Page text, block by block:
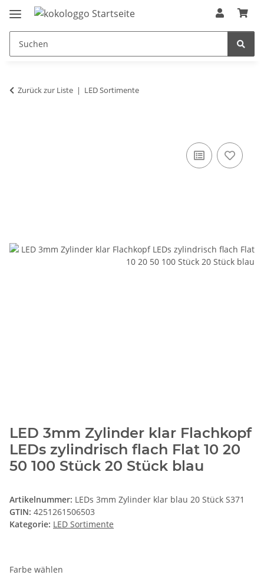
Zurück zur Liste LED Sortimente
LED 3mm Zylinder klar Flachkopf
LEDs zylindrisch flach Flat 10 20
50 100 Stück 20 Stück blau
Artikelnummer: LEDs 3mm Zylinder klar blau 20 Stück S371
GTIN: 4251261506503
Kategorie: LED Sortimente
Farbe wählen